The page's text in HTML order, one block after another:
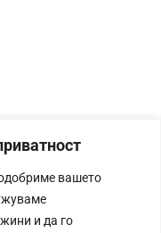
вашето
и да го